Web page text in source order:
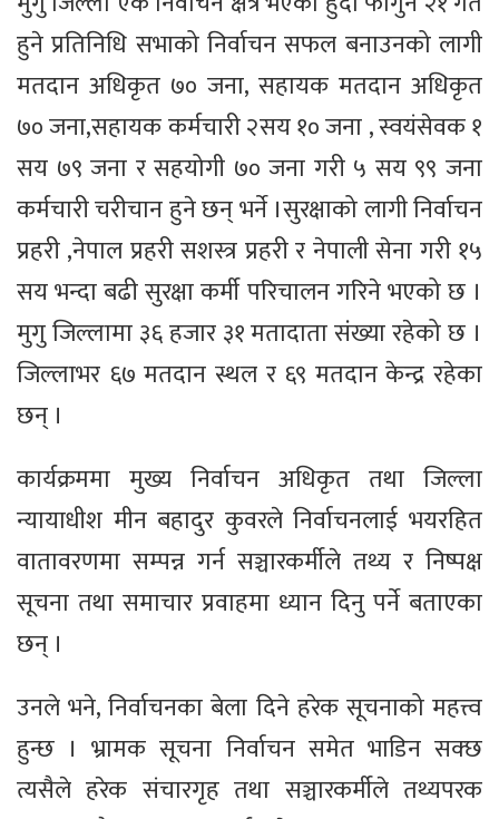
हुने प्रतिनिधि सभाको निर्वाचन सफल बनाउनको लागी
मतदान अधिकृत ७० जना, सहायक मतदान अधिकृत
७० जना,सहायक कर्मचारी २सय १० जना , स्वयंसेवक १
सय ७९ जना र सहयोगी ७० जना गरी ५ सय ९९ जना
कर्मचारी चरीचान हुने छन् भर्ने ।सुरक्षाको लागी निर्वाचन
प्रहरी ,नेपाल प्रहरी सशस्त्र प्रहरी र नेपाली सेना गरी १५
सय भन्दा बढी सुरक्षा कर्मी परिचालन गरिने भएको छ ।
मुगु जिल्लामा ३६ हजार ३१ मतादाता संंख्या रहेको छ ।
जिल्लाभर ६७ मतदान स्थल र ६९ मतदान केन्द्र रहेका
छन् ।
कार्यक्रममा मुख्य निर्वाचन अधिकृत तथा जिल्ला
न्यायाधीश मीन बहादुर कुवरले निर्वाचनलाई भयरहित
वातावरणमा सम्पन्न गर्न सञ्चारकर्मीले तथ्य र निष्पक्ष
सूचना तथा समाचार प्रवाहमा ध्यान दिनु पर्ने बताएका
छन् ।
उनले भने, निर्वाचनका बेला दिने हरेक सूचनाको महत्त्व
हुन्छ । भ्रामक सूचना निर्वाचन समेत भाडिन सक्छ
त्यसैले हरेक संचारगृह तथा सञ्चारकर्मीले तथ्यपरक